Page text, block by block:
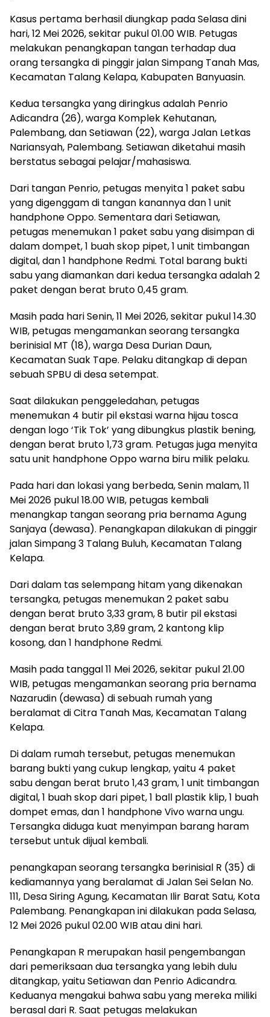
Kasus pertama berhasil diungkap pada Selasa dini
hari, 12 Mei 2026, sekitar pukul 01.00 WIB. Petugas
melakukan penangkapan tangan terhadap dua
orang tersangka di pinggir jalan Simpang Tanah Mas,
Kecamatan Talang Kelapa, Kabupaten Banyuasin.
Kedua tersangka yang diringkus adalah Penrio
Adicandra (26), warga Komplek Kehutanan,
Palembang, dan Setiawan (22), warga Jalan Letkas
Nariansyah, Palembang. Setiawan diketahui masih
berstatus sebagai pelajar/mahasiswa.
Dari tangan Penrio, petugas menyita 1 paket sabu
yang digenggam di tangan kanannya dan 1 unit
handphone Oppo. Sementara dari Setiawan,
petugas menemukan 1 paket sabu yang disimpan di
dalam dompet, 1 buah skop pipet, 1 unit timbangan
digital, dan 1 handphone Redmi. Total barang bukti
sabu yang diamankan dari kedua tersangka adalah 2
paket dengan berat bruto 0,45 gram.
Masih pada hari Senin, 11 Mei 2026, sekitar pukul 14.30
WIB, petugas mengamankan seorang tersangka
berinisial MT (18), warga Desa Durian Daun,
Kecamatan Suak Tape. Pelaku ditangkap di depan
sebuah SPBU di desa setempat.
Saat dilakukan penggeledahan, petugas
menemukan 4 butir pil ekstasi warna hijau tosca
dengan logo ‘Tik Tok’ yang dibungkus plastik bening,
dengan berat bruto 1,73 gram. Petugas juga menyita
satu unit handphone Oppo warna biru milik pelaku.
Pada hari dan lokasi yang berbeda, Senin malam, 11
Mei 2026 pukul 18.00 WIB, petugas kembali
menangkap tangan seorang pria bernama Agung
Sanjaya (dewasa). Penangkapan dilakukan di pinggir
jalan Simpang 3 Talang Buluh, Kecamatan Talang
Kelapa.
Dari dalam tas selempang hitam yang dikenakan
tersangka, petugas menemukan 2 paket sabu
dengan berat bruto 3,33 gram, 8 butir pil ekstasi
dengan berat bruto 3,89 gram, 2 kantong klip
kosong, dan 1 handphone Redmi.
Masih pada tanggal 11 Mei 2026, sekitar pukul 21.00
WIB, petugas mengamankan seorang pria bernama
Nazarudin (dewasa) di sebuah rumah yang
beralamat di Citra Tanah Mas, Kecamatan Talang
Kelapa.
Di dalam rumah tersebut, petugas menemukan
barang bukti yang cukup lengkap, yaitu 4 paket
sabu dengan berat bruto 1,43 gram, 1 unit timbangan
digital, 1 buah skop dari pipet, 1 ball plastik klip, 1 buah
dompet emas, dan 1 handphone Vivo warna ungu.
Tersangka diduga kuat menyimpan barang haram
tersebut untuk dijual kembali.
penangkapan seorang tersangka berinisial R (35) di
kediamannya yang beralamat di Jalan Sei Selan No.
111, Desa Siring Agung, Kecamatan Ilir Barat Satu, Kota
Palembang. Penangkapan ini dilakukan pada Selasa,
12 Mei 2026 pukul 02.00 WIB atau dini hari.
Penangkapan R merupakan hasil pengembangan
dari pemeriksaan dua tersangka yang lebih dulu
ditangkap, yaitu Setiawan dan Penrio Adicandra.
Keduanya mengakui bahwa sabu yang mereka miliki
berasal dari R. Saat petugas melakukan